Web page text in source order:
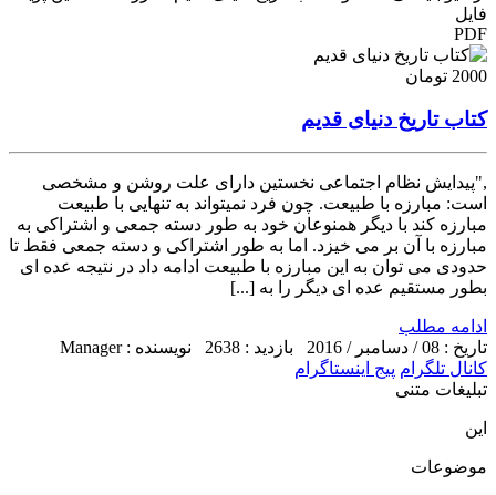
فایل
PDF
2000 تومان
کتاب تاریخ دنیای قدیم
,"پیدایش نظام اجتماعی نخستین دارای علت روشن و مشخصی
است: مبارزه با طبیعت. چون فرد نمی­تواند به تنهایی با طبیعت
مبارزه کند با دیگر همنوعان خود به طور دسته جمعی و اشتراکی به
مبارزه با آن بر می خیزد. اما به طور اشتراکی و دسته جمعی فقط تا
حدودی می توان به این مبارزه با طبیعت ادامه داد در نتیجه عده ای
بطور مستقیم عده ای دیگر را به [...]
ادامه مطلب
تاریخ : 08 / دسامبر / 2016
بازدید : 2638
نویسنده : Manager
کانال تلگرام پیج اینستاگرام
تبلیغات متنی
این
موضوعات